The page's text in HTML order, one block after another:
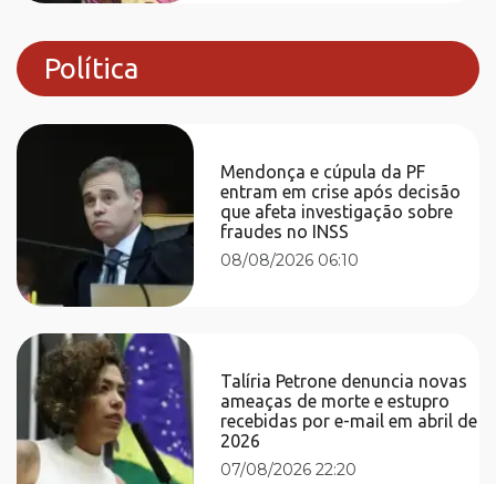
Política
Mendonça e cúpula da PF
entram em crise após decisão
que afeta investigação sobre
fraudes no INSS
08/08/2026 06:10
Talíria Petrone denuncia novas
ameaças de morte e estupro
recebidas por e-mail em abril de
2026
07/08/2026 22:20